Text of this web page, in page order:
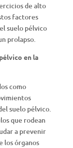
de alto
factores
suelo pélvico
prolapso.
en la
como
suelo pélvico.
que rodean
a prevenir
los órganos